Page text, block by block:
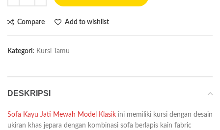
Compare Add to wishlist
Kategori: Kursi Tamu
DESKRIPSI
Sofa Kayu Jati Mewah Model Klasik ini memiliki kursi dengan desain
ukiran khas jepara dengan kombinasi sofa berlapis kain fabric